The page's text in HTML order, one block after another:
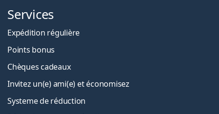
Services
Expédition régulière
Points bonus
Chèques cadeaux
Invitez un(e) ami(e) et économisez
Systeme de réduction